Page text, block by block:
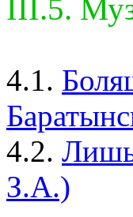
III.5.
4.1.
4.2.
З.А.)